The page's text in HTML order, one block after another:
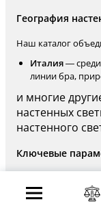
География
Наш каталог
Италия—
линии бра,
и многие
настенных
настенного
Ключевые
изучить рабочие
фабрик